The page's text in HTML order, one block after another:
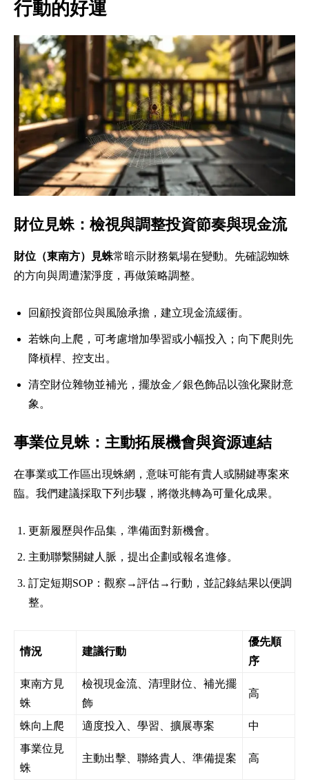
行動的好運
財位見蛛：檢視與調整投資節奏與現金流
財位（東南方）見蛛常暗示財務氣場在變動。先確認蜘蛛
的方向與周遭潔淨度，再做策略調整。
回顧投資部位與風險承擔，建立現金流緩衝。
若蛛向上爬，可考慮增加學習或小幅投入；向下爬則先
降槓桿、控支出。
清空財位雜物並補光，擺放金／銀色飾品以強化聚財意
象。
事業位見蛛：主動拓展機會與資源連結
在事業或工作區出現蛛網，意味可能有貴人或關鍵專案來
臨。我們建議採取下列步驟，將徵兆轉為可量化成果。
更新履歷與作品集，準備面對新機會。
主動聯繫關鍵人脈，提出企劃或報名進修。
訂定短期SOP：觀察→評估→行動，並記錄結果以便調
整。
情況 建議行動
優先順
序
東南方見
蛛
檢視現金流、清理財位、補光擺
飾
高
蛛向上爬 適度投入、學習、擴展專案
中
事業位見
蛛
主動出擊、聯絡貴人、準備提案 高